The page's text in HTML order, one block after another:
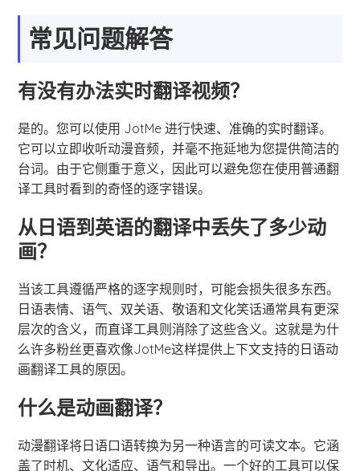
常见问题解答
有没有办法实时翻译视频？
是的。您可以使用 JotMe 进行快速、准确的实时翻译。
它可以立即收听动漫音频，并毫不拖延地为您提供简洁的
台词。由于它侧重于意义，因此可以避免您在使用普通翻
译工具时看到的奇怪的逐字错误。
从日语到英语的翻译中丢失了多少动
画？
当该工具遵循严格的逐字规则时，可能会损失很多东西。
日语表情、语气、双关语、敬语和文化笑话通常具有更深
层次的含义，而直译工具则消除了这些含义。这就是为什
么许多粉丝更喜欢像JotMe这样提供上下文支持的日语动
画翻译工具的原因。
什么是动画翻译？
动漫翻译将日语口语转换为另一种语言的可读文本。它涵
盖了时机、文化适应、语气和导出。一个好的工具可以保